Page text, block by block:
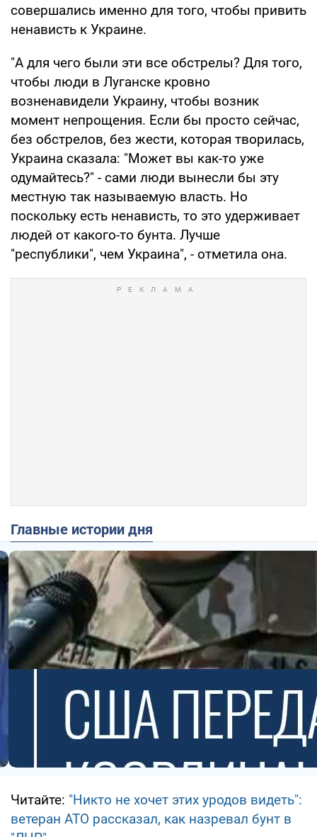
совершались именно для того, чтобы привить
ненависть к Украине.
"А для чего были эти все обстрелы? Для того,
чтобы люди в Луганске кровно
возненавидели Украину, чтобы возник
момент непрощения. Если бы просто сейчас,
без обстрелов, без жести, которая творилась,
Украина сказала: "Может вы как-то уже
одумайтесь?" - сами люди вынесли бы эту
местную так называемую власть. Но
поскольку есть ненависть, то это удерживает
людей от какого-то бунта. Лучше
"республики", чем Украина", - отметила она.
Главные истории дня
Читайте: "Никто не хочет этих уродов видеть":
ветеран АТО рассказал, как назревал бунт в